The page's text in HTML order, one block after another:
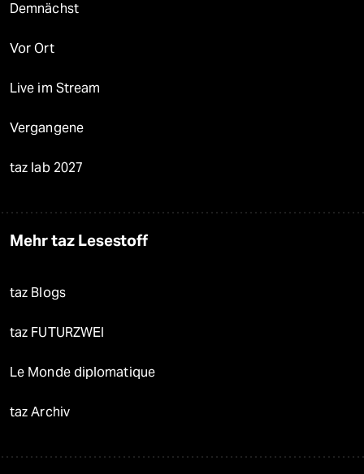
Demnächst
Vor Ort
Live im Stream
Vergangene
taz lab 2027
Mehr taz Lesestoff
taz Blogs
taz FUTURZWEI
Le Monde diplomatique
taz Archiv